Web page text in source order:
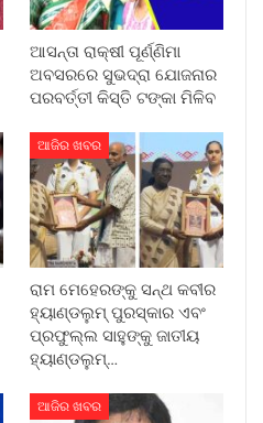
ଆସନ୍ତା ରାକ୍ଷୀ ପୂର୍ଣ୍ଣିମା
ଅବସରରେ ସୁଭଦ୍ରା ଯୋଜନାର
ପରବର୍ତ୍ତୀ କିସ୍ତି ଟଙ୍କା ମିଳିବ
ଆଜିର ଖବର
ରାମ ମେହେରଙ୍କୁ ସନ୍ଥ କବୀର
ହ୍ୟାଣ୍ଡଲୁମ୍ ପୁରସ୍କାର ଏବଂ
ପ୍ରଫୁଲ୍ଲ ସାହୁଙ୍କୁ ଜାତୀୟ
ହ୍ୟାଣ୍ଡଲୁମ୍…
ଆଜିର ଖବର